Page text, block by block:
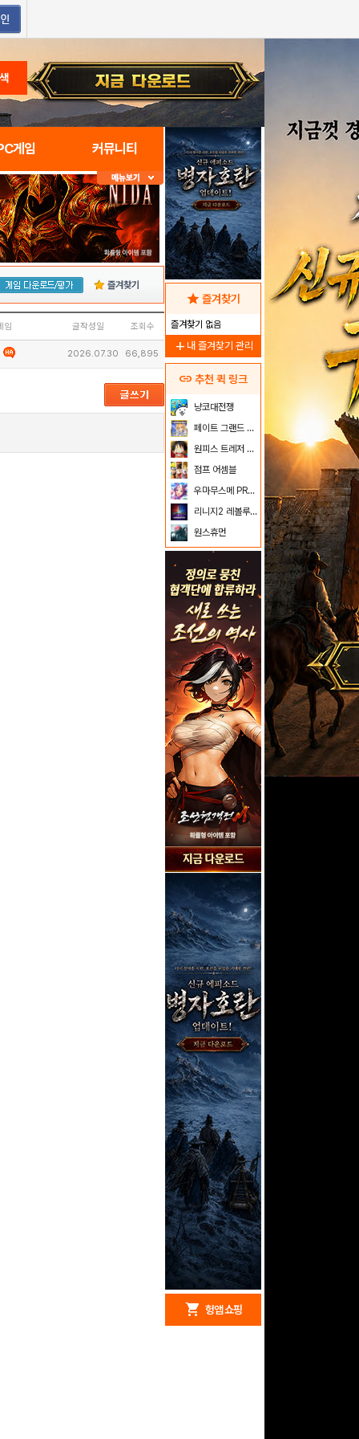
게임 커뮤니티
즐겨찾기
임 글작성일 조회수
2026.07.30 66,895
2015.03.06 233,242
2022.04.12 153,764
star 즐겨찾기
즐겨찾기 없음
add 내 즐겨찾기 관리
link 추천 퀵 링크
냥코대전쟁
페이트 그랜드 오더
원피스 트레저 크루즈
점프 어셈블
우마무스메 PRETTY DERBY
리니지2 레볼루션
원스휴먼
shopping_cart 헝앱 쇼핑